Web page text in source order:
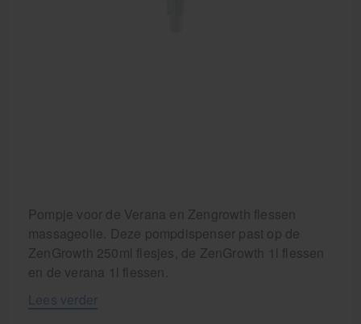
Pompje voor de Verana en Zengrowth flessen
massageolie. Deze pompdispenser past op de
ZenGrowth 250ml flesjes, de ZenGrowth 1l flessen
en de verana 1l flessen.
Lees verder